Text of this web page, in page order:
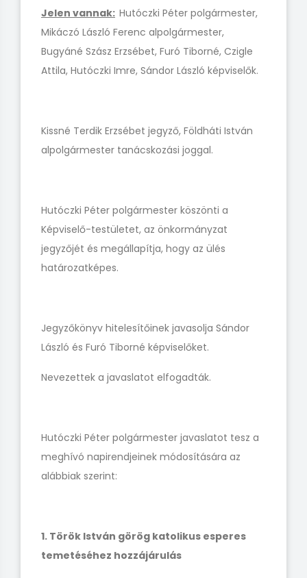
Jelen vannak: Hutóczki Péter polgármester,
Mikáczó László Ferenc alpolgármester,
Bugyáné Szász Erzsébet, Furó Tiborné, Czigle
Attila, Hutóczki Imre, Sándor László képviselők.
Kissné Terdik Erzsébet jegyző, Földháti István
alpolgármester tanácskozási joggal.
Hutóczki Péter polgármester köszönti a
Képviselő-testületet, az önkormányzat
jegyzőjét és megállapítja, hogy az ülés
határozatképes.
Jegyzőkönyv hitelesítőinek javasolja Sándor
László és Furó Tiborné képviselőket.
Nevezettek a javaslatot elfogadták.
Hutóczki Péter polgármester javaslatot tesz a
meghívó napirendjeinek módosítására az
alábbiak szerint:
1. Török István görög katolikus esperes
temetéséhez hozzájárulás